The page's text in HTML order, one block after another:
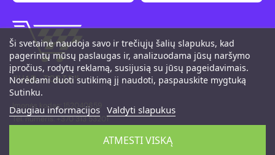
Ši svetainė naudoja savo ir trečiųjų šalių slapukus, kad
pagerintų mūsų paslaugas ir, analizuodama jūsų naršymo
įpročius, rodytų reklamą, susijusią su jūsų pageidavimais.
Norėdami duoti sutikimą jį naudoti, paspauskite mygtuką
Sutinku.
Daugiau informacijos Valdyti slapukus
ATMESTI VISKĄ
"UAB TOBIS"
Įmonės kodas: 152040659
Tel. numeris: +370 313 53201